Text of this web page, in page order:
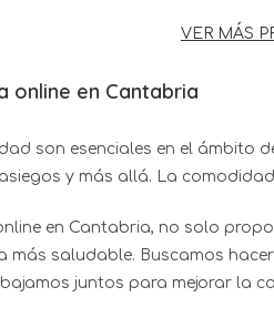
VER MÁS
online en Cantabria
son esenciales en el ámbito
y más allá. La
en Cantabria, no solo
más saludable. Buscamos
juntos para mejorar la